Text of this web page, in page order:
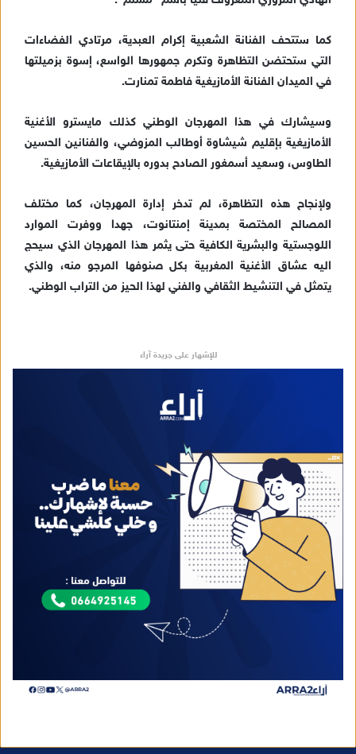
كما ستتحف الفنانة الشعبية إكرام العبدية، مرتادي الفضاءات
التي ستحتضن التظاهرة وتكرم جمهورها الواسع، إسوة بزميلتها
في الميدان الفنانة الأمازيغية فاطمة تمنارت.
وسيشارك في هذا المهرجان الوطني كذلك مايسترو الأغنية
الأمازيغية بإقليم شيشاوة أوطالب المزوضي، والفنانين الحسين
الطاوس، وسعيد أسمغور الصادح بدوره بالإيقاعات الأمازيغية.
ولإنجاح هذه التظاهرة، لم تدخر إدارة المهرجان، كما مختلف
المصالح المختصة بمدينة إمنتانوت، جهدا ووفرت الموارد
اللوجستية والبشرية الكافية حتى يثمر هذا المهرجان الذي سيحج
اليه عشاق الأغنية المغربية بكل صنوفها المرجو منه، والذي
يتمثل في التنشيط الثقافي والفني لهذا الحيز من التراب الوطني.
للإشهار على جريدة آراء